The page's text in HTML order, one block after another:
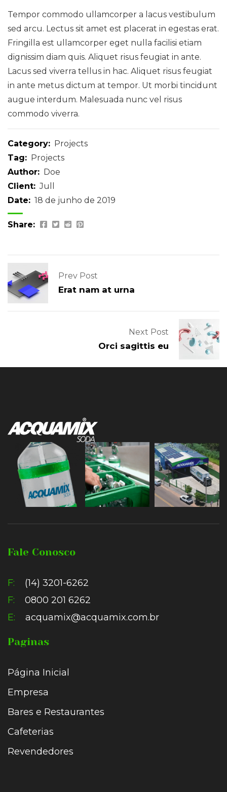
Tempor commodo ullamcorper a lacus vestibulum
sed arcu. Lectus sit amet est placerat in egestas erat.
Fringilla est ullamcorper eget nulla facilisi etiam
dignissim diam quis. Aliquet risus feugiat in ante.
Lacus sed viverra tellus in hac. Aliquet risus feugiat
in ante metus dictum at tempor. Ut morbi tincidunt
augue interdum. Malesuada nunc vel risus
commodo viverra.
Category: Projects
Tag: Projects
Author: Doe
Client: Jull
Date: 18 de junho de 2019
Share:
Prev Post
Erat nam at urna
Next Post
Orci sagittis eu
Fale Conosco
F: (14) 3201-6262
F: 0800 201 6262
E: acquamix@acquamix.com.br
Paginas
Página Inicial
Empresa
Bares e Restaurantes
Cafeterias
Revendedores